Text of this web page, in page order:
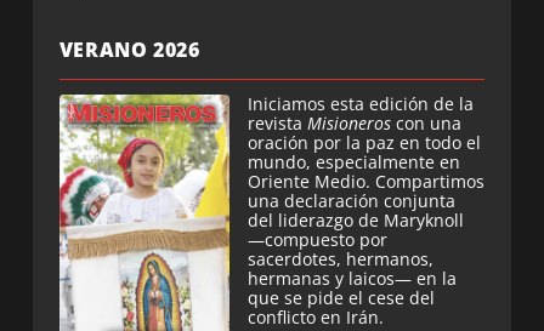
VERANO 2026
Iniciamos esta edición de la
revista Misioneros con una
oración por la paz en todo el
mundo, especialmente en
Oriente Medio. Compartimos
una declaración conjunta
del liderazgo de Maryknoll
—compuesto por
sacerdotes, hermanos,
hermanas y laicos— en la
que se pide el cese del
conflicto en Irán.